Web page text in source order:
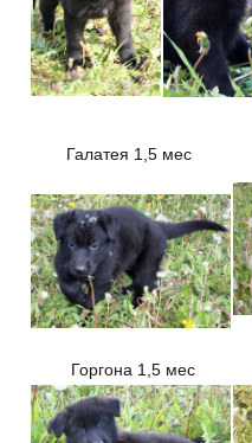
Галатея 1,5 мес
Горгона 1,5 мес